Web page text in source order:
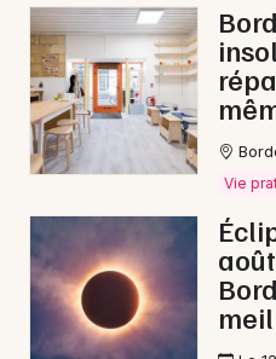
Actus à Lesparre-Médoc
Magazine à Lesparre-
Vie